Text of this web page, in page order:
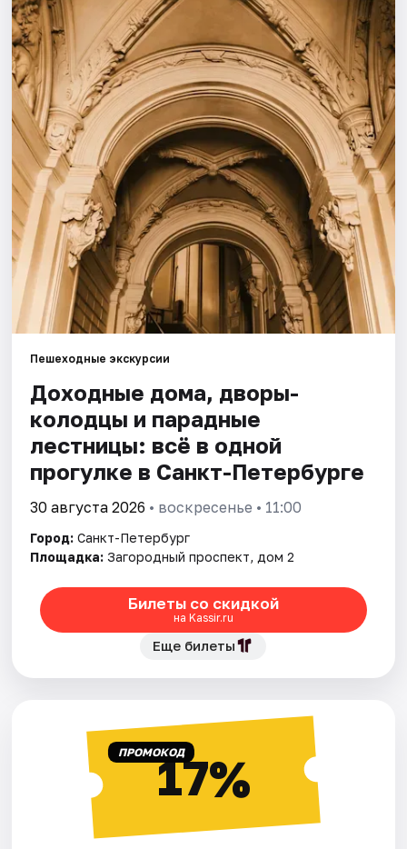
Города
Площадки
Артисты
Рейтинги
Пешеходные экскурсии
Доходные дома, дворы-
колодцы и парадные
лестницы: всё в одной
прогулке в Санкт-Петербурге
30 августа 2026 • воскресенье • 11:00
Город: Санкт-Петербург
Площадка: Загородный проспект, дом 2
Билеты со скидкой
на Kassir.ru
Еще билеты
ПРОМОКОД17%